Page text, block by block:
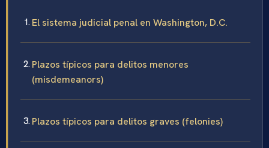
El sistema judicial penal en Washington, D.C.
Plazos típicos para delitos menores
(misdemeanors)
Plazos típicos para delitos graves (felonies)